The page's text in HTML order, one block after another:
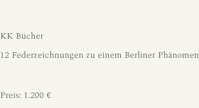
KK Bücher
12 Federzeichnungen zu einem Berliner Phänomen
Preis: 1.200 €